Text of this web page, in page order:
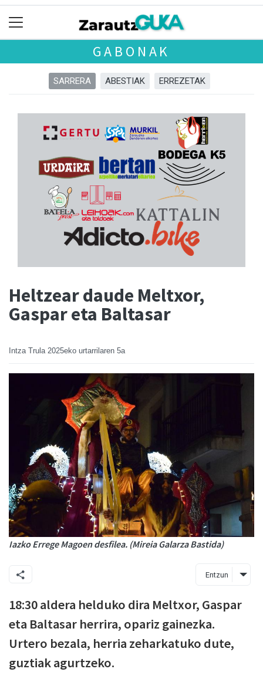
GABONAK
SARRERA ABESTIAK ERREZETAK
Heltzear daude Meltxor,
Gaspar eta Baltasar
Intza Trula 2025eko urtarrilaren 5a
Iazko Errege Magoen desfilea. (Mireia Galarza Bastida)
Entzun
18:30 aldera helduko dira Meltxor, Gaspar
eta Baltasar herrira, opariz gainezka.
Urtero bezala, herria zeharkatuko dute,
guztiak agurtzeko.